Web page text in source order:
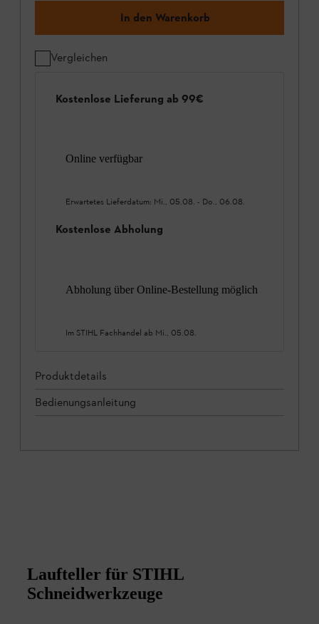
In den Warenkorb
Vergleichen
Kostenlose Lieferung ab 99€
Online verfügbar
Erwartetes Lieferdatum: Mi., 05.08. - Do., 06.08.
Kostenlose Abholung
Abholung über Online-Bestellung möglich
Im STIHL Fachhandel ab Mi., 05.08.
Produktdetails
Bedienungsanleitung
Laufteller für STIHL
Schneidwerkzeuge